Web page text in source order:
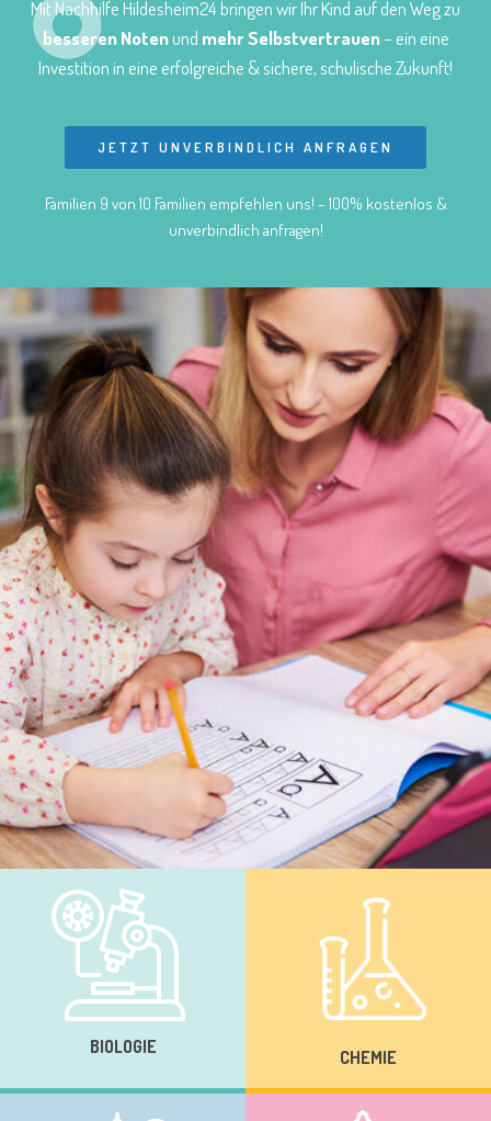
Mit Nachhilfe Hildesheim24 bringen wir Ihr Kind auf den Weg zu
besseren Notenund mehr Selbstvertrauen– ein eine
Investition in eine erfolgreiche & sichere, schulische Zukunft!
JETZT UNVERBINDLICH ANFRAGEN
Familien 9 von 10 Familien empfehlen uns! – 100% kostenlos &
unverbindlich anfragen!
BIOLOGIE CHEMIE